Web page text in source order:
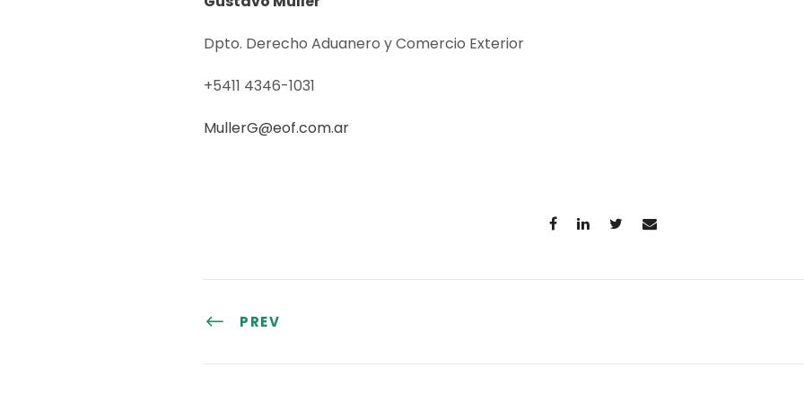
Dpto. Derecho Aduanero y Comercio Exterior
+5411 4346-1031
MullerG@eof.com.ar
PREV